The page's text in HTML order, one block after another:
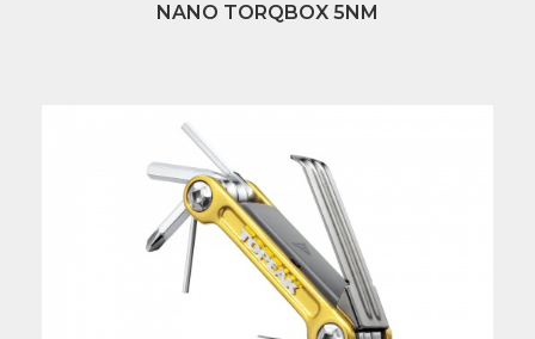
NANO TORQBOX 5NM